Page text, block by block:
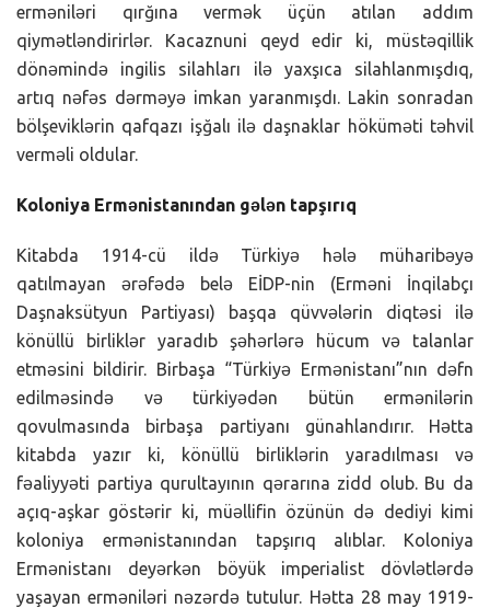
erməniləri qırğına vermək üçün atılan addım
qiymətləndirirlər. Kacaznuni qeyd edir ki, müstəqillik
dönəmində ingilis silahları ilə yaxşıca silahlanmışdıq,
artıq nəfəs dərməyə imkan yaranmışdı. Lakin sonradan
bölşeviklərin qafqazı işğalı ilə daşnaklar höküməti təhvil
verməli oldular.
Koloniya Ermənistanından gələn tapşırıq
Kitabda 1914-cü ildə Türkiyə hələ müharibəyə
qatılmayan ərəfədə belə EİDP-nin (Erməni İnqilabçı
Daşnaksütyun Partiyası) başqa qüvvələrin diqtəsi ilə
könüllü birliklər yaradıb şəhərlərə hücum və talanlar
etməsini bildirir. Birbaşa “Türkiyə Ermənistanı”nın dəfn
edilməsində və türkiyədən bütün ermənilərin
qovulmasında birbaşa partiyanı günahlandırır. Hətta
kitabda yazır ki, könüllü birliklərin yaradılması və
fəaliyyəti partiya qurultayının qərarına zidd olub. Bu da
açıq-aşkar göstərir ki, müəllifin özünün də dediyi kimi
koloniya ermənistanından tapşırıq alıblar. Koloniya
Ermənistanı deyərkən böyük imperialist dövlətlərdə
yaşayan erməniləri nəzərdə tutulur. Hətta 28 may 1919-